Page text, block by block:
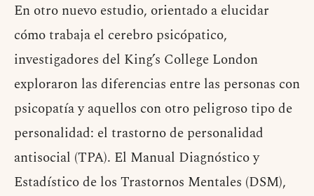
En otro nuevo estudio, orientado a elucidar
cómo trabaja el cerebro psicópatico,
investigadores del King’s College London
exploraron las diferencias entre las personas con
psicopatía y aquellos con otro peligroso tipo de
personalidad: el trastorno de personalidad
antisocial (TPA). El Manual Diagnóstico y
Estadístico de los Trastornos Mentales (DSM),